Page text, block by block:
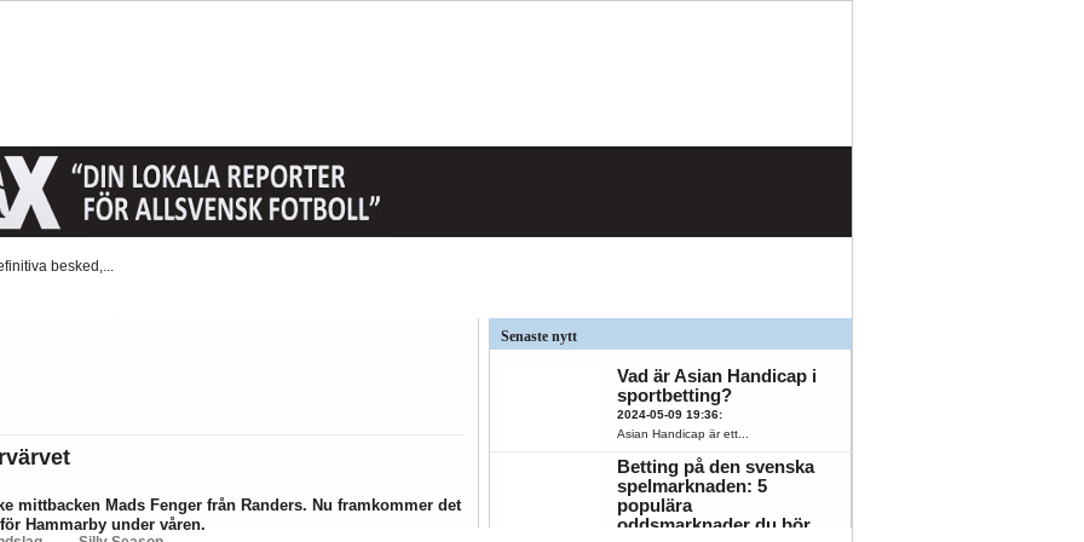
Eskilstuna är det...
Hammarby Häcken J Södra KFF MFF IFK Nkpg Sundsvall
mittbacken Mads Fenger från Randers. Nu framkommer det
Hammarby under våren.
Senaste nytt
Vad är Asian Handicap i
sportbetting?
2024-05-09 19:36:
Asian Handicap är ett...
Betting på den svenska
spelmarknaden: 5
populära
oddsmarknader du bör